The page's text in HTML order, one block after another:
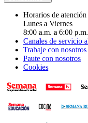
Horarios de atención
Lunes a Viernes
8:00 a.m. a 6:00 p.m.
Canales de servicio
Trabaje con nosotros
Paute con nosotros
Cookies